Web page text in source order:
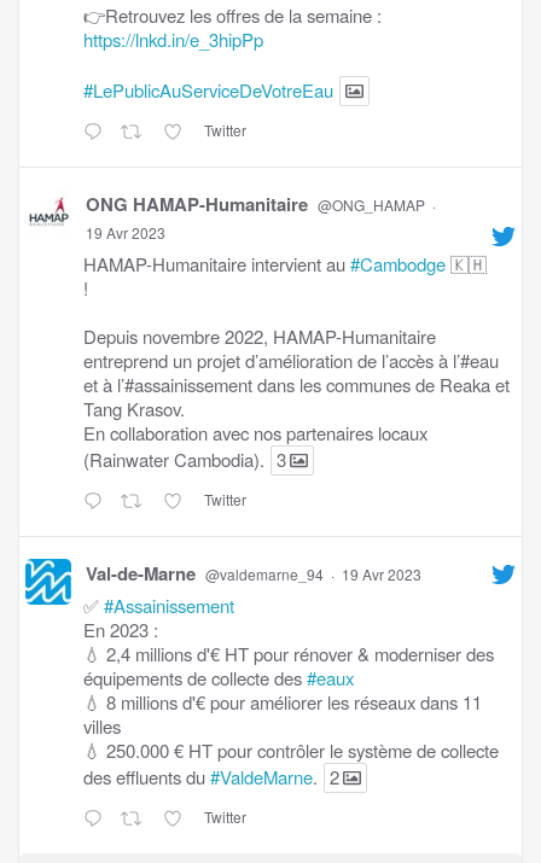
👉Retrouvez les offres de la semaine :
https://lnkd.in/e_3hipPp
#LePublicAuServiceDeVotreEau
Twitter
ONG HAMAP-Humanitaire @ONG_HAMAP ·
19 Avr 2023
HAMAP-Humanitaire intervient au#Cambodge🇰🇭
!
Depuis novembre 2022, HAMAP-Humanitaire
entreprend un projet d’amélioration de l’accès à l’#eau
et à l’#assainissement dans les communes de Reaka et
Tang Krasov.
En collaboration avec nos partenaires locaux
(Rainwater Cambodia). 3
Twitter
Val-de-Marne @valdemarne_94 · 19 Avr 2023
✅#Assainissement
En 2023 :
💧 2,4 millions d'€ HT pour rénover & moderniser des
équipements de collecte des#eaux
💧 8 millions d'€ pour améliorer les réseaux dans 11
villes
💧 250.000 € HT pour contrôler le système de collecte
des effluents du#ValdeMarne. 2
Twitter